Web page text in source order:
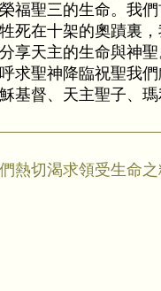
福聖三的生命。我
死在十架的奧蹟裏
享天主的生命與神
求聖神降臨祝聖我
基督、天主聖子、
切渴求領受生命之